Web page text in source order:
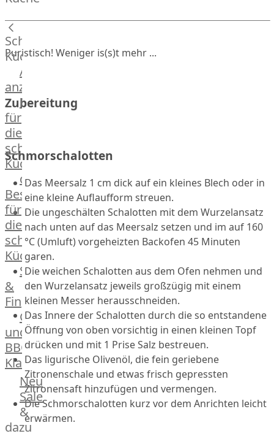
Lamm
Bison
Kaninchen
Wild
Rotwild
Elch
Dry-
Aged
Burger
Würstchen
Traditionell
klassisch
Außergewöhnlich
&
exotisch
OTTO
GOURMET
Manufaktur
Bratwurstsets
Toppings
Hackfleisch
Aufschnitt
Schinken
Schnelle
Küche
Alle
anzeigen
Hausmannskost
für
die
schnelle
Küche
das
Besondere
für
die
schnelle
Küche
Streetfood
&
Fingerfood
Grill-
und
BBQ-
Klassiker
Beilagen
Brot
&
Brötchen
Neu
Sale
&
dazu
Puristisch! Weniger is(s)t mehr ...
Zubereitung
Schmorschalotten
Das Meersalz 1 cm dick auf ein kleines Blech oder in
eine kleine Auflaufform streuen.
Die ungeschälten Schalotten mit dem Wurzelansatz
nach unten auf das Meersalz setzen und im auf 160
°C (Umluft) vorgeheizten Backofen 45 Minuten
garen.
Die weichen Schalotten aus dem Ofen nehmen und
den Wurzelansatz jeweils großzügig mit einem
kleinen Messer herausschneiden.
Das Innere der Schalotten durch die so entstandene
Öffnung von oben vorsichtig in einen kleinen Topf
drücken und mit 1 Prise Salz bestreuen.
Das ligurische Olivenöl, die fein geriebene
Zitronenschale und etwas frisch gepressten
Zitronensaft hinzufügen und vermengen.
Die Schmorschalotten kurz vor dem Anrichten leicht
erwärmen.